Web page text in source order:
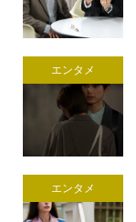
エンタメ
エンタメ